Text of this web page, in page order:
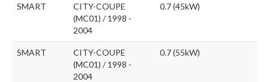
SMART
CITY-COUPE
(MC01) / 1998 -
2004
0.7 (45kW)
SMART
CITY-COUPE
(MC01) / 1998 -
2004
0.7 (55kW)